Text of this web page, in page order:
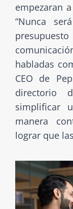
empezaran
“Nunca
habladas
CEO de
directorio
simplificar
manera
lograr que